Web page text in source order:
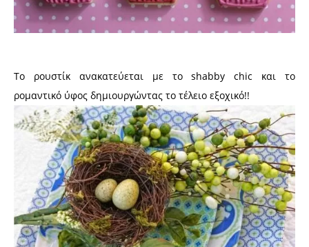
Το ρουστίκ ανακατεύεται με το shabby chic και το
ρομαντικό ύφος δημιουργώντας το τέλειο εξοχικό!!